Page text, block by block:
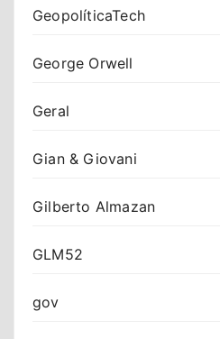
GeopolíticaTech
George Orwell
Geral
Gian & Giovani
Gilberto Almazan
GLM52
gov